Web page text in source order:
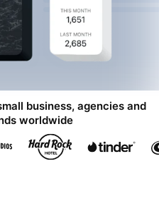
business, agencies and
worldwide